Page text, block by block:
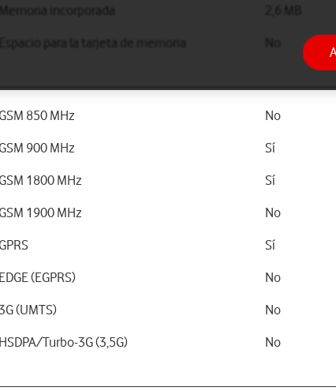
Memoria incorporada 2,6 MB
850 MHz No
900 MHz Sí
1800 MHz Sí
1900 MHz No
Sí
EDGE (EGPRS) No
(UMTS) No
HSDPA/Turbo-3G (3,5G) No